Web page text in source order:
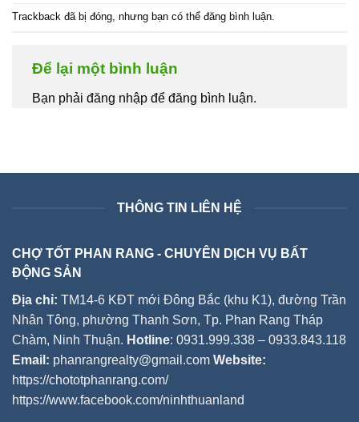
Trackback đã bị đóng, nhưng bạn có thể đăng bình luận.
Để lại một bình luận
Bạn phải đăng nhập để đăng bình luận.
THÔNG TIN LIÊN HỆ
CHỢ TỐT PHAN RANG - CHUYÊN DỊCH VỤ BẤT
ĐỘNG SẢN
Địa chỉ: TM14-6 KĐT mới Đông Bắc (khu K1), đường Trần
Nhân Tông, phường Thanh Sơn, Tp. Phan Rang Tháp
Chàm, Ninh Thuận. Hotline: 0931.999.338 – 0933.843.118
Email: phanrangrealty@gmail.com Website:
https://chototphanrang.com/
https://www.facebook.com/ninhthuanland